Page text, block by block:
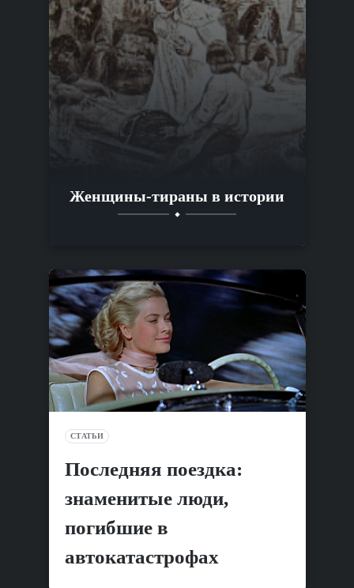
Женщины-тираны в истории
СТАТЬИ
Последняя поездка:
знаменитые люди,
погибшие в
автокатастрофах